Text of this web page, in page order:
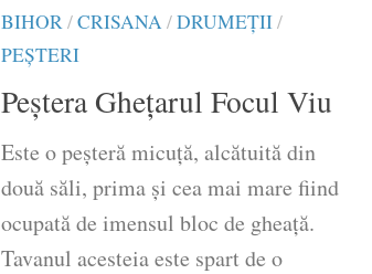
BIHOR/CRISANA/DRUMEŢII/
PEȘTERI
Peștera Ghețarul Focul Viu
Este o peşteră micuţă, alcătuită din
două săli, prima şi cea mai mare fiind
ocupată de imensul bloc de gheaţă.
Tavanul acesteia este spart de o